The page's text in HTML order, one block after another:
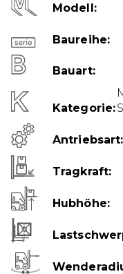
Modell
Baureihe
Bauart
Kategorie
Antriebsart
Tragkraft
Hubhöhe